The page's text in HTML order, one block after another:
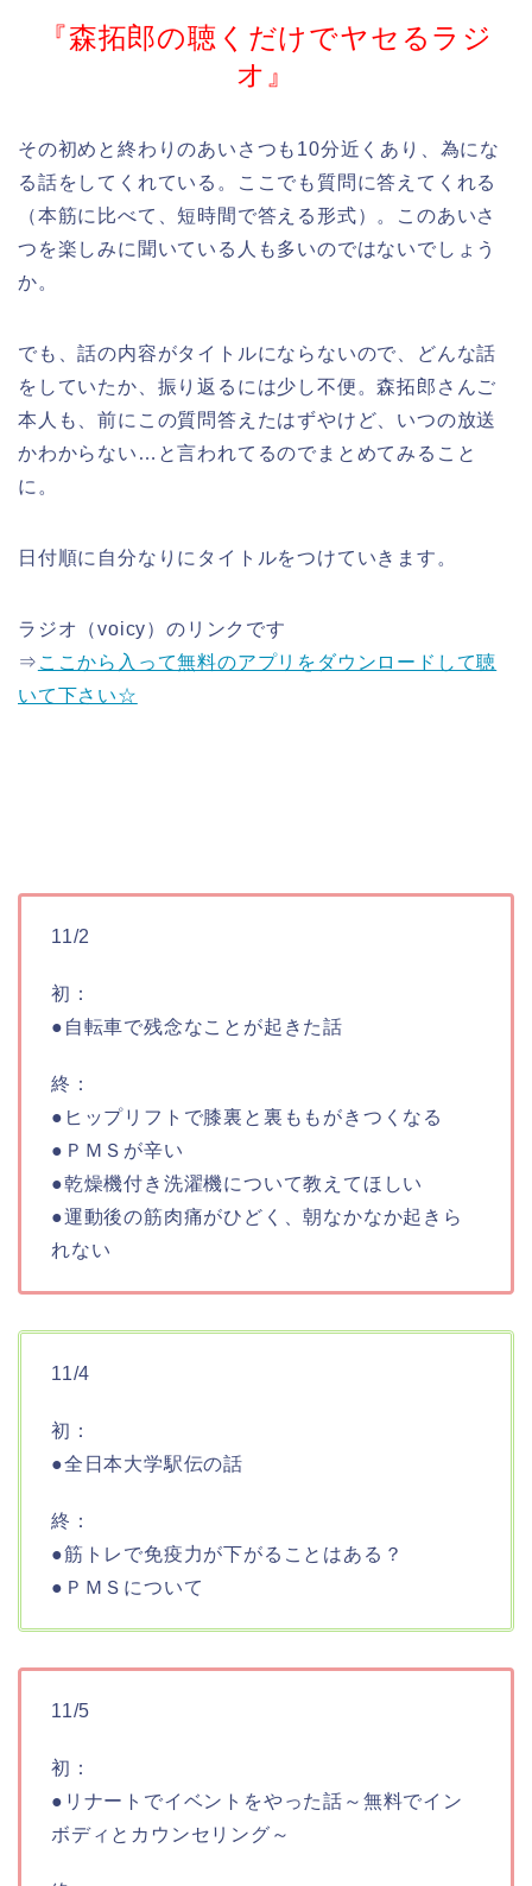
『森拓郎の聴くだけでヤセるラジ
オ』
その初めと終わりのあいさつも10分近くあり、為にな
る話をしてくれている。ここでも質問に答えてくれる
（本筋に比べて、短時間で答える形式）。このあいさ
つを楽しみに聞いている人も多いのではないでしょう
か。
でも、話の内容がタイトルにならないので、どんな話
をしていたか、振り返るには少し不便。森拓郎さんご
本人も、前にこの質問答えたはずやけど、いつの放送
かわからない…と言われてるのでまとめてみること
に。
日付順に自分なりにタイトルをつけていきます。
ラジオ（voicy）のリンクです
⇒ ここから入って無料のアプリをダウンロードして聴
いて下さい☆
11/2
初：
●自転車で残念なことが起きた話
終：
●ヒップリフトで膝裏と裏ももがきつくなる
●ＰＭＳが辛い
●乾燥機付き洗濯機について教えてほしい
●運動後の筋肉痛がひどく、朝なかなか起きら
れない
11/4
初：
●全日本大学駅伝の話
終：
●筋トレで免疫力が下がることはある？
●ＰＭＳについて
11/5
初：
●リナートでイベントをやった話～無料でイン
ボディとカウンセリング～